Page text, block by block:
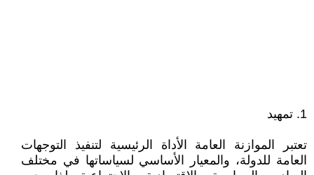
1. تمهيد
تعتبر الموازنة العامة الأداة الرئيسية لتنفيذ التوجهات
العامة للدولة، والمعيار الأساسي لسياساتها في مختلف